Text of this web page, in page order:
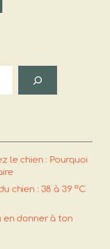
le chien : Pourquoi
chien : 38 à 39 °C
en donner à ton